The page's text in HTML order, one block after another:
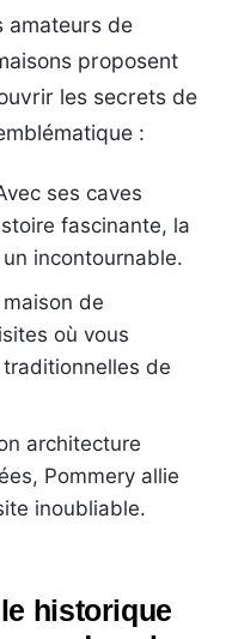
amateurs de
proposent
les secrets de
:
ses caves
fascinante, la
incontournable.
de
où vous
de
architecture
Pommery allie
inoubliable.
historique